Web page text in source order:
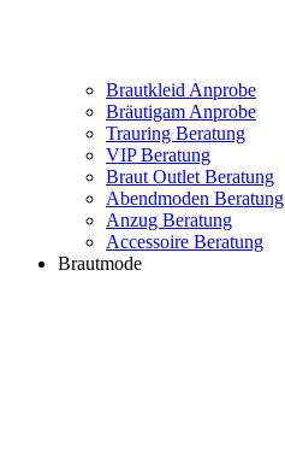
Brautkleid Anprobe
Bräutigam Anprobe
Trauring Beratung
VIP Beratung
Braut Outlet Beratung
Abendmoden Beratung
Anzug Beratung
Accessoire Beratung
Brautmode